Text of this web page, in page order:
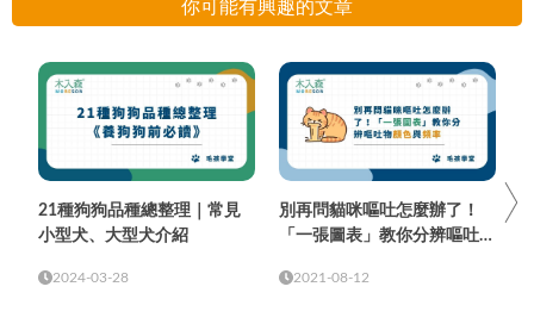
你可能有興趣的文章
21種狗狗品種總整理｜常見
小型犬、大型犬介紹
2024-03-28
別再問貓咪嘔吐怎麼辦了！
「一張圖表」教你分辨嘔吐物
2021-08-12